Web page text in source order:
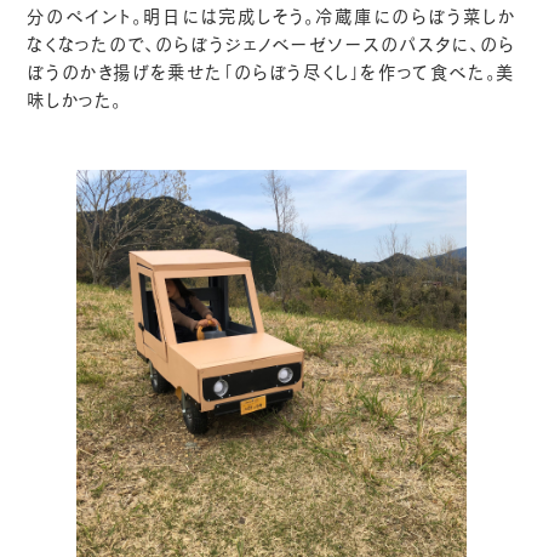
分のペイント。明日には完成しそう。冷蔵庫にのらぼう菜しか
なくなったので、のらぼうジェノベーゼソースのパスタに、のら
ぼうのかき揚げを乗せた「のらぼう尽くし」を作って食べた。美
味しかった。